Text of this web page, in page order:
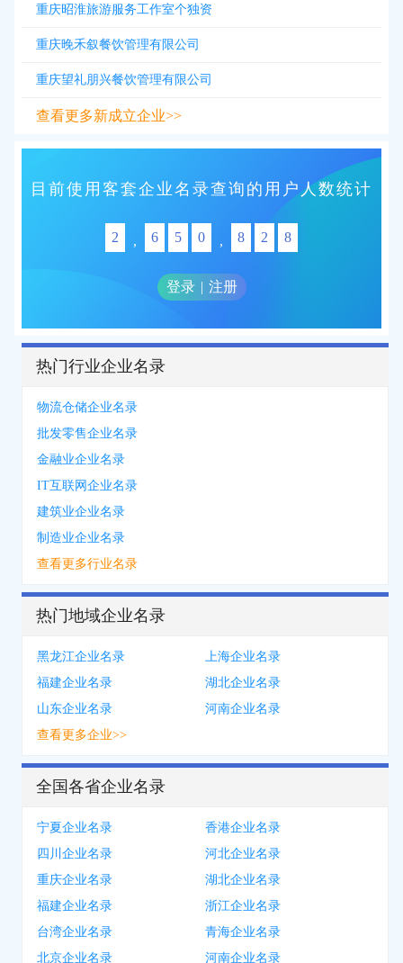
重庆昭淮旅游服务工作室个独资
重庆晚禾叙餐饮管理有限公司
重庆望礼朋兴餐饮管理有限公司
查看更多新成立企业>>
目前使用客套企业名录查询的用户人数统计
2 , 6 5 0 , 8 2 8
登录 | 注册
热门行业企业名录
物流仓储企业名录
批发零售企业名录
金融业企业名录
IT互联网企业名录
建筑业企业名录
制造业企业名录
查看更多行业名录
热门地域企业名录
黑龙江企业名录
上海企业名录
福建企业名录
湖北企业名录
山东企业名录
河南企业名录
查看更多企业>>
全国各省企业名录
宁夏企业名录
香港企业名录
四川企业名录
河北企业名录
重庆企业名录
湖北企业名录
福建企业名录
浙江企业名录
台湾企业名录
青海企业名录
北京企业名录
河南企业名录